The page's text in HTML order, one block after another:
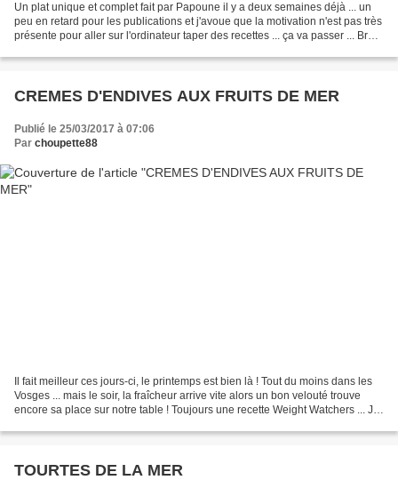
Un plat unique et complet fait par Papoune il y a deux semaines déjà ... un
peu en retard pour les publications et j'avoue que la motivation n'est pas très
présente pour aller sur l'ordinateur taper des recettes ... ça va passer ... Bref,
CREMES D'ENDIVES AUX FRUITS DE MER
Publié le 25/03/2017 à 07:06
Par choupette88
Il fait meilleur ces jours-ci, le printemps est bien là ! Tout du moins dans les
Vosges ... mais le soir, la fraîcheur arrive vite alors un bon velouté trouve
encore sa place sur notre table ! Toujours une recette Weight Watchers ... J'ai
TOURTES DE LA MER